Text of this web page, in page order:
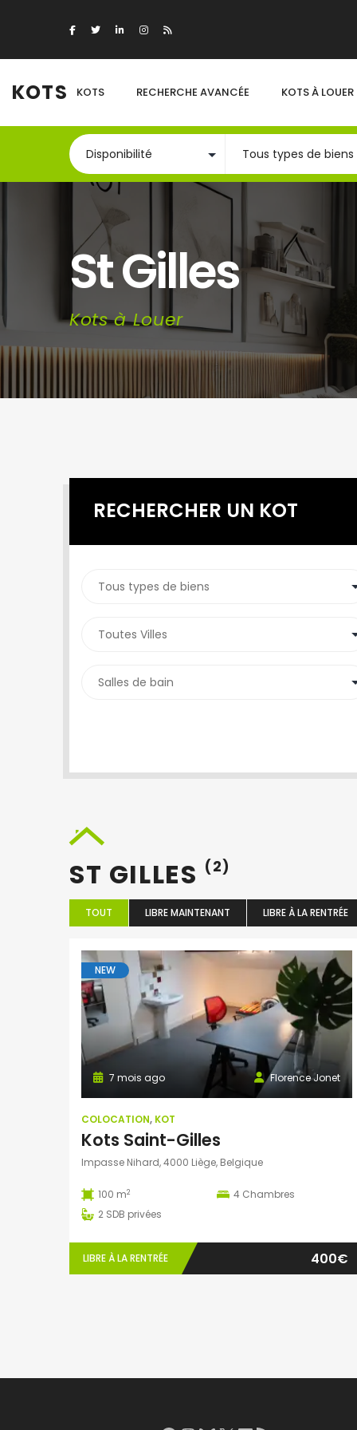
KOTS KOTS RECHERCHE AVANCÉE KOTS À LOUER
St Gilles
Kots à Louer
RECHERCHER UN KOT
ST GILLES (2)
TOUT LIBRE MAINTENANT LIBRE À LA RENTRÉE
NEW
Florence Jonet
7 mois ago
COLOCATION, KOT
Kots Saint-Gilles
Impasse Nihard, 4000 Liège, Belgique
100 m2 4 Chambres
2 SDB privées
LIBRE À LA RENTRÉE 400€